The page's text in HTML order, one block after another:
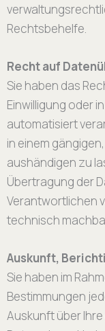
Rechtsbehelfe.
Recht auf
Sie haben das
Einwilligung oder
automatisiert
in einem
aushändigen zu
Übertragung der
Verantwortlichen
technisch
Auskunft,
Sie haben im
Bestimmungen
Auskunft über